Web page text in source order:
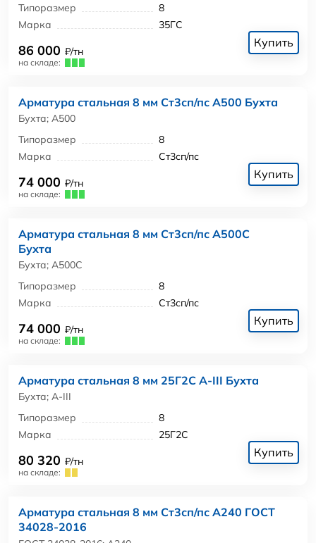
Типоразмер
8
Марка
35ГС
86 000 ₽/тн
на складе:
Купить
Арматура стальная 8 мм Ст3сп/пс А500 Бухта
Бухта; А500
Типоразмер
8
Марка
Ст3сп/пс
74 000 ₽/тн
на складе:
Купить
Арматура стальная 8 мм Ст3сп/пс А500С
Бухта
Бухта; А500С
Типоразмер
8
Марка
Ст3сп/пс
74 000 ₽/тн
на складе:
Купить
Арматура стальная 8 мм 25Г2С А-III Бухта
Бухта; А-III
Типоразмер
8
Марка
25Г2С
80 320 ₽/тн
на складе:
Купить
Арматура стальная 8 мм Ст3сп/пс А240 ГОСТ
34028-2016